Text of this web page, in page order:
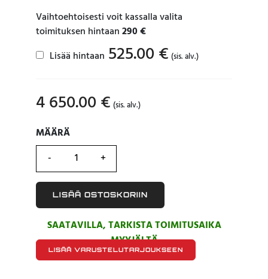
Vaihtoehtoisesti voit kassalla valita
toimituksen hintaan290 €
Lisää hintaan 525.00 € (sis. alv.)
4 650.00 € (sis. alv.)
MÄÄRÄ
MÄÄRÄ
LISÄÄ OSTOSKORIIN
SAATAVILLA, TARKISTA TOIMITUSAIKA
MYYJÄLTÄ
LISÄÄ VARUSTELUTARJOUKSEEN